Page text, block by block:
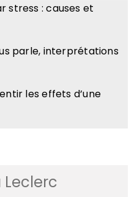
stress : causes et
parle, interprétations
les effets d’une
Leclerc